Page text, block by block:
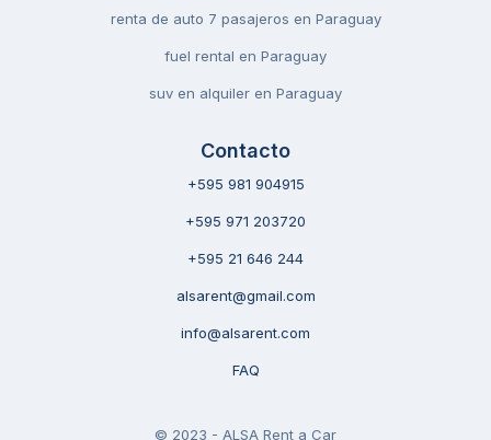
renta de auto 7 pasajeros en Paraguay
fuel rental en Paraguay
suv en alquiler en Paraguay
Contacto
+595 981 904915
+595 971 203720
+595 21 646 244
alsarent@gmail.com
info@alsarent.com
FAQ
© 2023 - ALSA Rent a Car